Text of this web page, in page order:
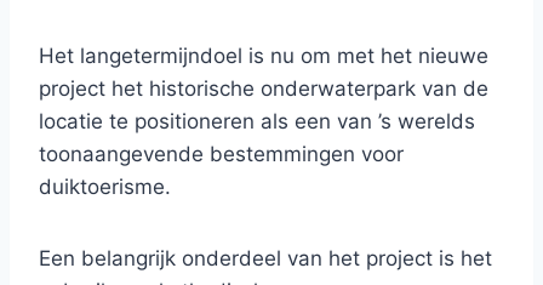
Het langetermijndoel is nu om met het nieuwe
project het historische onderwaterpark van de
locatie te positioneren als een van ’s werelds
toonaangevende bestemmingen voor
duiktoerisme.
Een belangrijk onderdeel van het project is het